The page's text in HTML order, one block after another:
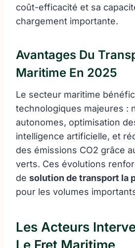
coût-efficacité et sa
chargement importante.
Avantages Du
Maritime En 2025
Le secteur maritime
technologiques majeures :
autonomes, optimisation
intelligence artificielle, et
des émissions CO2 grâce
verts. Ces évolutions
de solution de transport la
pour les volumes
Les Acteurs
Le Fret Maritime